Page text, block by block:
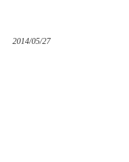
2014/05/27